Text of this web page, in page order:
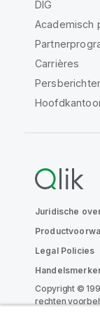
DIG
Academisch
Carrières
Juridische
Legal Policies
Copyright ©
rechten